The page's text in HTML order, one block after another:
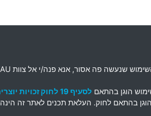
שנעשה פה אסור, אנא פנה/י אל צוות
הוגן בהתאם לסעיף 19 לחוק זכויות יוצרים, תשס"ח-2007.
הוגן בהתאם לחוק. העלאת תכנים לאתר זה